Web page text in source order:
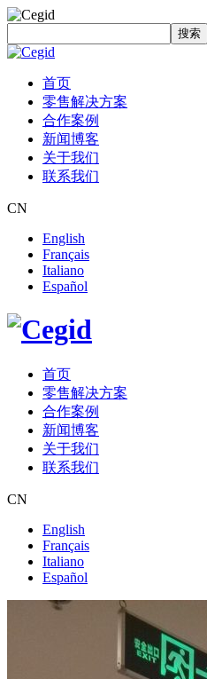
搜索
首页
零售解决方案
合作案例
新闻博客
关于我们
联系我们
CN
English
Français
Italiano
Español
首页
零售解决方案
合作案例
新闻博客
关于我们
联系我们
CN
English
Français
Italiano
Español